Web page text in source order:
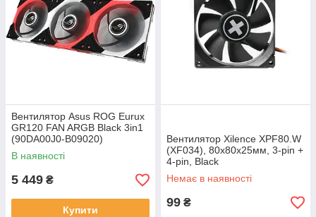
Вентилятор Asus ROG Eurux
GR120 FAN ARGB Black 3in1
(90DA00J0-B09020)
В наявності
5 449 ₴
Купити
Вентилятор Xilence XPF80.W
(XF034), 80х80х25мм, 3-pin +
4-pin, Black
Немає в наявності
99 ₴